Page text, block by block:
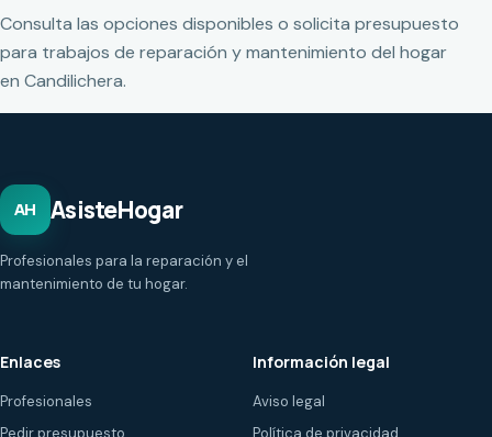
Consulta las opciones disponibles o solicita presupuesto
para trabajos de reparación y mantenimiento del hogar
en Candilichera.
AH AsisteHogar
Profesionales para la reparación y el
mantenimiento de tu hogar.
Enlaces
Profesionales
Pedir presupuesto
Información legal
Aviso legal
Política de privacidad